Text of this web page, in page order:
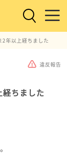
2年以上経ちました
違反報告
ちました